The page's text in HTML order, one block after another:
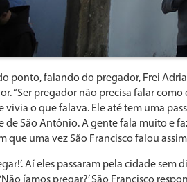
ponto, falando do pregador, Frei
“Ser pregador não precisa falar
vivia o que falava. Ele até tem uma
de São Antônio. A gente fala muito e
que uma vez São Francisco falou
Aí eles passaram pela cidade
íamos pregar?’ São Francisco